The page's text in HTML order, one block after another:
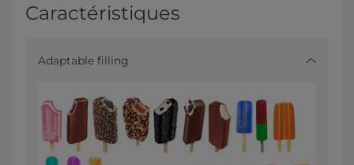
Caractéristiques
Adaptable filling